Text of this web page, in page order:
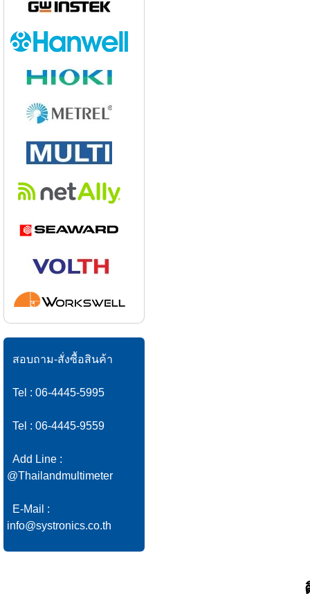
สอบถาม-สั่งซื้อสินค้า
Tel : 06-4445-5995
Tel : 06-4445-9559
Add Line :
info@systronics.co.th